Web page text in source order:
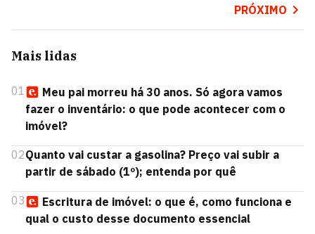
PRÓXIMO
Mais lidas
01
Meu pai morreu há 30 anos. Só agora vamos
fazer o inventário: o que pode acontecer com o
imóvel?
02Quanto vai custar a gasolina? Preço vai subir a
partir de sábado (1º); entenda por quê
03
Escritura de imóvel: o que é, como funciona e
qual o custo desse documento essencial